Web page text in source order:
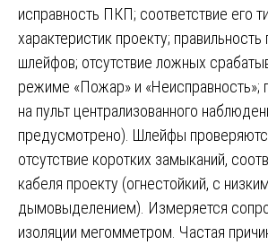
исправность ПКП; соответствие его
характеристик проекту;
шлейфов; отсутствие ложных
режиме «Пожар» и «Неисправность»;
на пульт централизованного
предусмотрено). Шлейфы
отсутствие коротких замыканий,
кабеля проекту (огнестойкий, с низким
дымовыделением). Измеряется
изоляции мегомметром. Частая